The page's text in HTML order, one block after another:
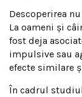
Descoperirea
La oameni și
fost deja
impulsive sau
efecte similare
În cadrul